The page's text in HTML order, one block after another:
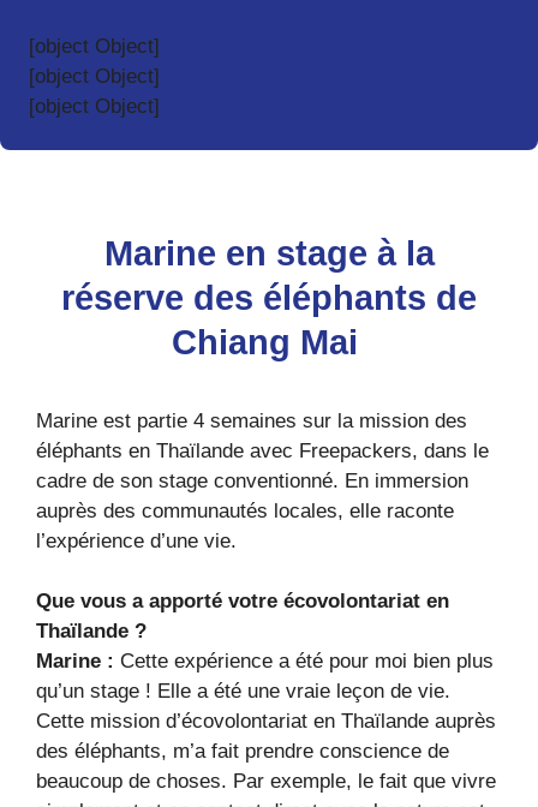
[object Object]
[object Object]
[object Object]
Marine en stage à la
réserve des éléphants de
Chiang Mai
Marine est partie 4 semaines sur la mission des
éléphants en Thaïlande avec Freepackers, dans le
cadre de son stage conventionné. En immersion
auprès des communautés locales, elle raconte
l’expérience d’une vie.
Que vous a apporté votre écovolontariat en
Thaïlande ?
Marine : Cette expérience a été pour moi bien plus
qu’un stage ! Elle a été une vraie leçon de vie.
Cette mission d’écovolontariat en Thaïlande auprès
des éléphants, m’a fait prendre conscience de
beaucoup de choses. Par exemple, le fait que vivre